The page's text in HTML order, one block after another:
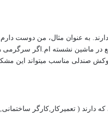
به عنوان مثال، من دوست
ماشین نشسته ام.اگر سرگرمی
صندلی مناسب میتواند این
که دارند ( تعمیرکار,کارگر